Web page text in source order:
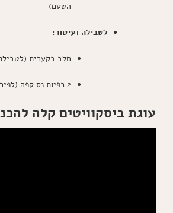
הטעם)
לטבילה ועיטור:
חלב בקערית
2 כפיות נס קפה (לפירורים)
עוגת ביסקוויטים קלה